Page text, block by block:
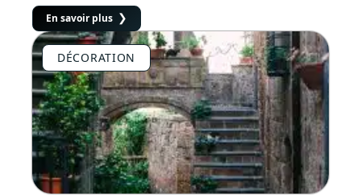
En savoir plus
DÉCORATION